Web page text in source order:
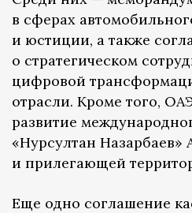
в сферах
и юстиции, а также
о стратегическом
цифровой
отрасли. Кроме того,
развитие
«Нурсултан Назарбаев»
и прилегающей
Еще одно соглашение